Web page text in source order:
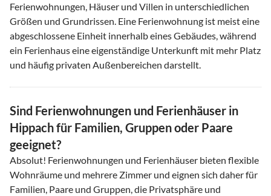
Ferienwohnungen, Häuser und Villen in unterschiedlichen
Größen und Grundrissen. Eine Ferienwohnung ist meist eine
abgeschlossene Einheit innerhalb eines Gebäudes, während
ein Ferienhaus eine eigenständige Unterkunft mit mehr Platz
und häufig privaten Außenbereichen darstellt.
Sind Ferienwohnungen und Ferienhäuser in
Hippach für Familien, Gruppen oder Paare
geeignet?
Absolut! Ferienwohnungen und Ferienhäuser bieten flexible
Wohnräume und mehrere Zimmer und eignen sich daher für
Familien, Paare und Gruppen, die Privatsphäre und